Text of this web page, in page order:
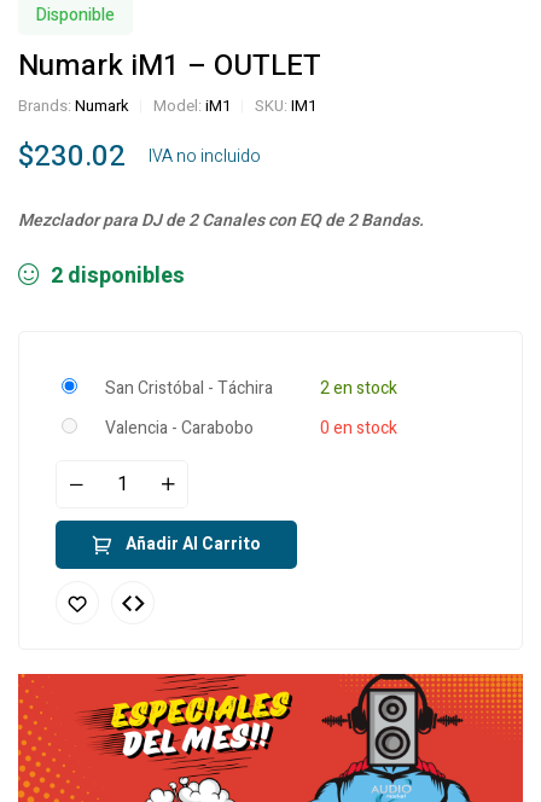
Disponible
Numark iM1 – OUTLET
Brands: Numark Model: iM1 SKU: IM1
$230.02 ‎ ‎ ‎ IVA no incluido
Mezclador para DJ de 2 Canales con EQ de 2 Bandas.
2 disponibles
San Cristóbal - Táchira
2 en stock
Valencia - Carabobo
0 en stock
Añadir Al Carrito